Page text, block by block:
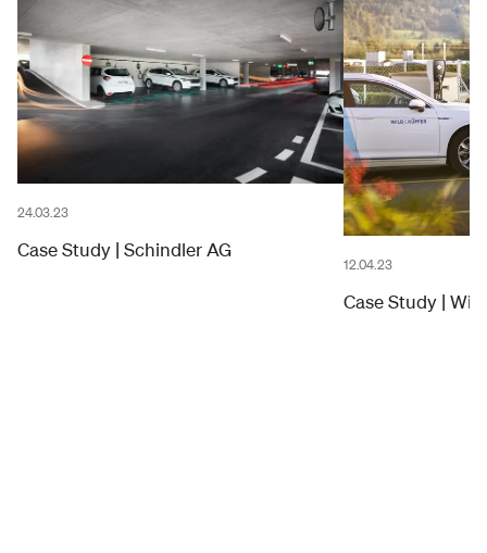
24.03.23
Case Study | Schindler AG
12.04.23
Case Study |